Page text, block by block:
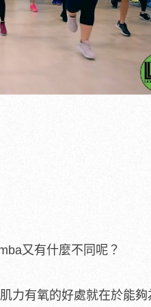
又有什麼不同呢？
力有氧的好處就在於能夠